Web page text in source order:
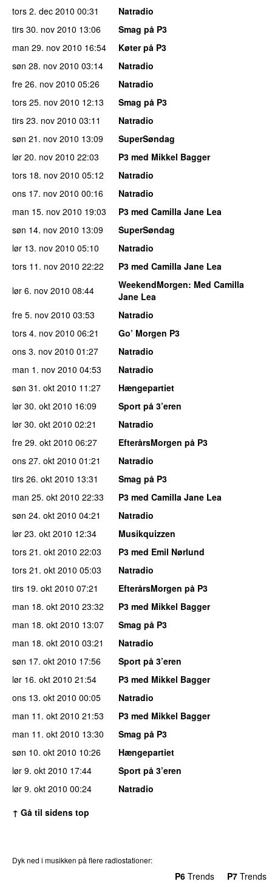
tors 2. dec 2010 00:31
Natradio
tirs 30. nov 2010 13:06
Smag på P3
man 29. nov 2010 16:54
Køter på P3
søn 28. nov 2010 03:14
Natradio
fre 26. nov 2010 05:26
Natradio
tors 25. nov 2010 12:13
Smag på P3
tirs 23. nov 2010 03:11
Natradio
søn 21. nov 2010 13:09
SuperSøndag
lør 20. nov 2010 22:03
P3 med Mikkel Bagger
tors 18. nov 2010 05:12
Natradio
ons 17. nov 2010 00:16
Natradio
man 15. nov 2010 19:03
P3 med Camilla Jane Lea
søn 14. nov 2010 13:09
SuperSøndag
lør 13. nov 2010 05:10
Natradio
tors 11. nov 2010 22:22
P3 med Camilla Jane Lea
lør 6. nov 2010 08:44 WeekendMorgen: Med Camilla
Jane Lea
fre 5. nov 2010 03:53
Natradio
tors 4. nov 2010 06:21
Go’ Morgen P3
ons 3. nov 2010 01:27
Natradio
man 1. nov 2010 04:53
Natradio
søn 31. okt 2010 11:27
Hængepartiet
lør 30. okt 2010 16:09
Sport på 3’eren
lør 30. okt 2010 02:21
Natradio
fre 29. okt 2010 06:27
EfterårsMorgen på P3
ons 27. okt 2010 01:21
Natradio
tirs 26. okt 2010 13:31
Smag på P3
man 25. okt 2010 22:33
P3 med Camilla Jane Lea
søn 24. okt 2010 04:21
Natradio
lør 23. okt 2010 12:34
Musikquizzen
tors 21. okt 2010 22:03
P3 med Emil Nørlund
tors 21. okt 2010 05:03
Natradio
tirs 19. okt 2010 07:21
EfterårsMorgen på P3
man 18. okt 2010 23:32
P3 med Mikkel Bagger
man 18. okt 2010 13:07
Smag på P3
man 18. okt 2010 03:21
Natradio
søn 17. okt 2010 17:56
Sport på 3’eren
lør 16. okt 2010 21:54
P3 med Mikkel Bagger
ons 13. okt 2010 00:05
Natradio
man 11. okt 2010 21:53
P3 med Mikkel Bagger
man 11. okt 2010 13:30
Smag på P3
søn 10. okt 2010 10:26
Hængepartiet
lør 9. okt 2010 17:44
Sport på 3’eren
lør 9. okt 2010 00:24
Natradio
↑ Gå til sidens top
Dyk ned i musikken på flere radiostationer:
P6 Trends P7 Trends